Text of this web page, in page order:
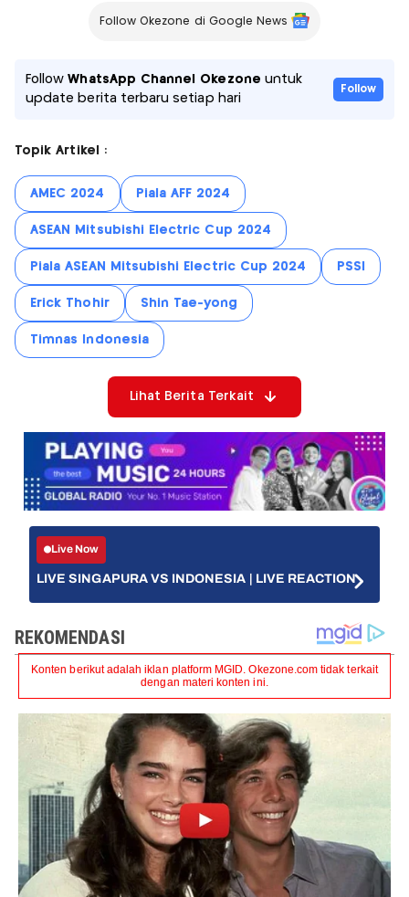
Follow Okezone di Google News
FollowWhatsApp Channel Okezone untuk
update berita terbaru setiap hari
Follow
Topik Artikel :
AMEC 2024 Piala AFF 2024
ASEAN Mitsubishi Electric Cup 2024
Piala ASEAN Mitsubishi Electric Cup 2024 PSSI
Erick Thohir Shin Tae-yong
Timnas Indonesia
Lihat Berita Terkait
Live Now
LIVE SINGAPURA VS INDONESIA | LIVE REACTION